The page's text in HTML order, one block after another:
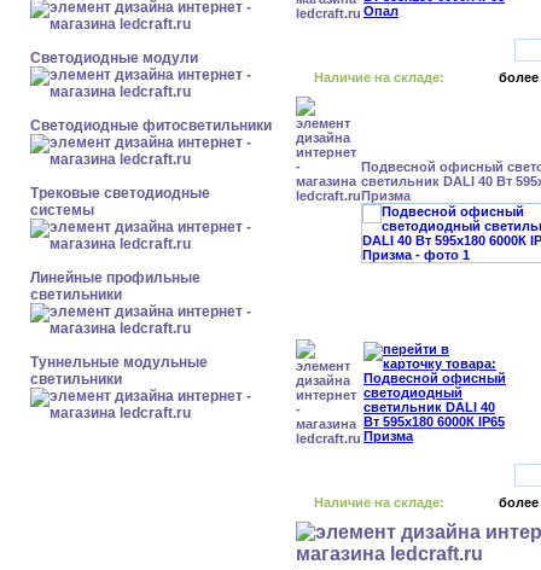
Светодиодные модули
Светодиодные фитосветильники
Трековые светодиодные
системы
Линейные профильные
светильники
Туннельные модульные
светильники
Наличие на складе: более
Подвесной офисный
светильник DALI 40 Вт
Призма
Наличие на складе: более